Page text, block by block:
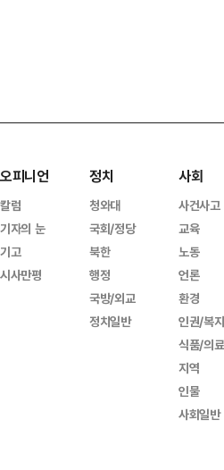
오피니언
칼럼
기자의 눈
기고
시사만평
정치
청와대
국회/정당
북한
행정
국방/외교
정치일반
사회
사건사고
교육
노동
언론
환경
인권/복지
식품/의료
지역
인물
사회일반